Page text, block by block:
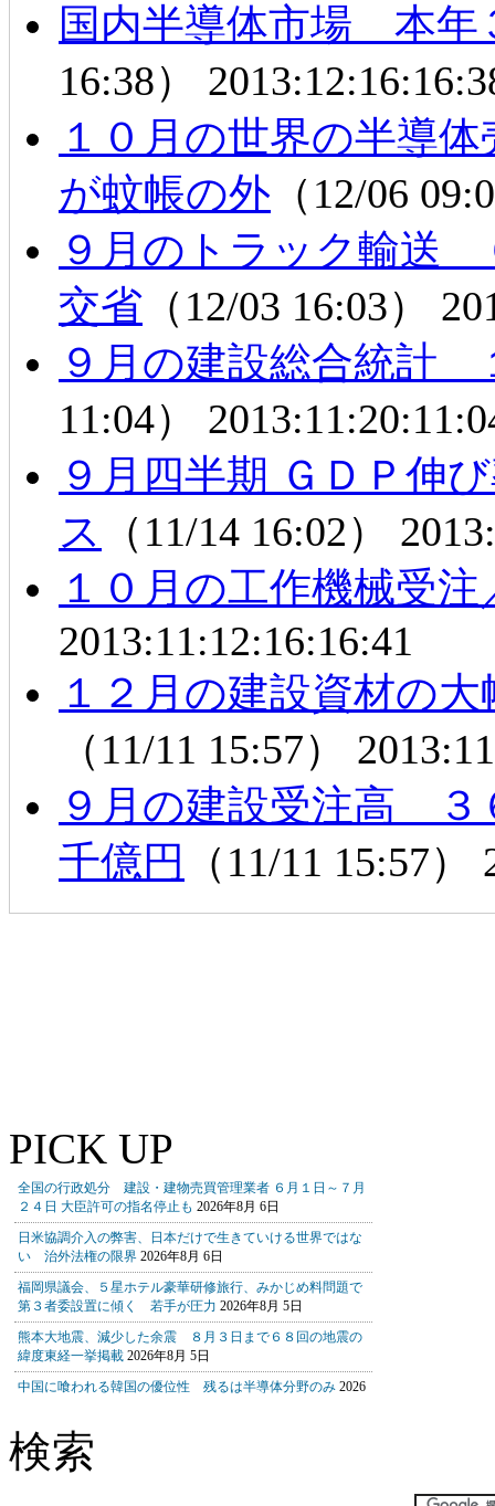
国内半導体市場 本年
16:38）
１０月の世界の半導
が蚊帳の外 （12/06
９月のトラック輸送
交省 （12/03 16:03）
９月の建設総合統計
11:04）
９月四半期 ＧＤＰ伸
ス
（11/14 16:02）
１０月の工作機械受
2013:11:12:16:16:41
１２月の建設資材の
（11/11 15:57）
９月の建設受注高 ３
千億円
（11/11 15:57）
PICK UP
検索